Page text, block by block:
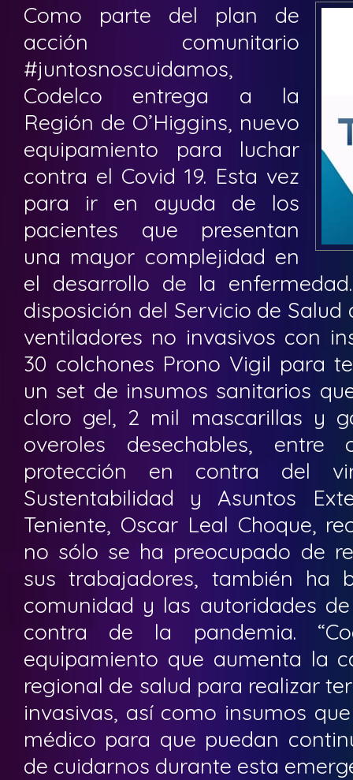
Como parte del plan de
acción comunitario
#juntosnoscuidamos,
Codelco entrega a la
Región de O’Higgins, nuevo
equipamiento para luchar
contra el Covid 19. Esta vez
para ir en ayuda de los
pacientes que presentan
una mayor complejidad en
el desarrollo de la
disposición del Servicio de Salud
ventiladores no invasivos con
30 colchones Prono Vigil para
un set de insumos sanitarios
cloro gel, 2 mil mascarillas y
overoles desechables, entre
protección en contra del
Sustentabilidad y Asuntos
Teniente, Oscar Leal Choque,
no sólo se ha preocupado de
sus trabajadores, también ha
comunidad y las autoridades
contra de la pandemia.
equipamiento que aumenta la
regional de salud para realizar
invasivas, así como insumos
médico para que puedan
de cuidarnos durante esta